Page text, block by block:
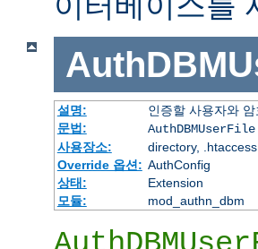
설명:
인증할 사용자와
문법:
AuthDBMUserFile
사용장소:
directory, .htaccess
Override 옵션: AuthConfig
상태:
Extension
모듈:
mod_authn_dbm